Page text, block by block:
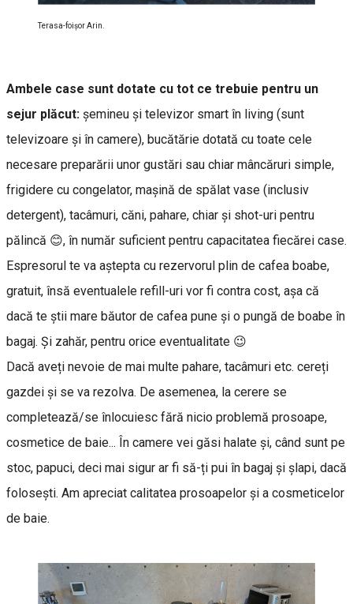
Terasa-foișor Arin.
Ambele case sunt dotate cu tot ce trebuie pentru un
sejur plăcut: șemineu și televizor smart în living (sunt
televizoare și în camere), bucătărie dotată cu toate cele
necesare preparării unor gustări sau chiar mâncăruri simple,
frigidere cu congelator, mașină de spălat vase (inclusiv
detergent), tacâmuri, căni, pahare, chiar și shot-uri pentru
pălincă 😊, în număr suficient pentru capacitatea fiecărei case.
Espresorul te va aștepta cu rezervorul plin de cafea boabe,
gratuit, însă eventualele refill-uri vor fi contra cost, așa că
dacă te știi mare băutor de cafea pune și o pungă de boabe în
bagaj. Și zahăr, pentru orice eventualitate 😉
Dacă aveți nevoie de mai multe pahare, tacâmuri etc. cereți
gazdei și se va rezolva. De asemenea, la cerere se
completează/se înlocuiesc fără nicio problemă prosoape,
cosmetice de baie... În camere vei găsi halate și, când sunt pe
stoc, papuci, deci mai sigur ar fi să-ți pui în bagaj și șlapi, dacă
folosești. Am apreciat calitatea prosoapelor și a cosmeticelor
de baie.